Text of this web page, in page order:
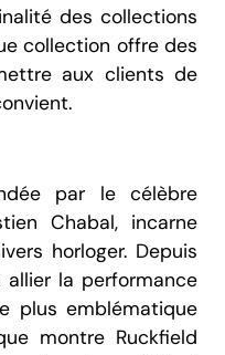
des collections
collection offre des
aux clients de
par le célèbre
Chabal, incarne
horloger. Depuis
la performance
plus emblématique
montre Ruckfield